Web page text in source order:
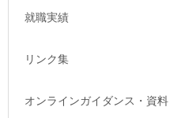
就職実績
リンク集
オンラインガイダンス・資料